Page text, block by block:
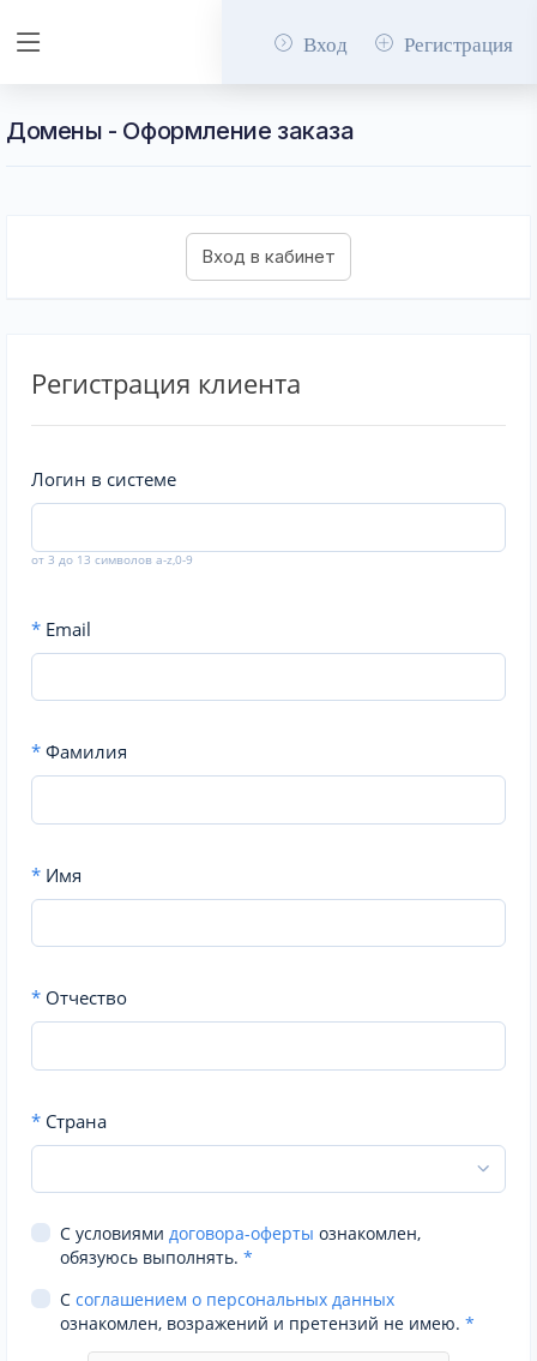
Вход Регистрация
Домены - Оформление заказа
Регистрация клиента
Логин в системе
от 3 до 13 символов a-z,0-9
* Email
* Фамилия
* Имя
* Отчество
* Страна
С условиями договора-оферты ознакомлен,
обязуюсь выполнять. *
С соглашением о персональных данных
ознакомлен, возражений и претензий не имею. *